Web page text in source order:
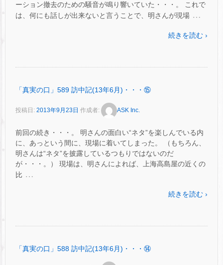
ーション撤去のための騒音が鳴り響いていた・・・。 これで
は、何にも話しが出来ないと言うことで、明さんが現場 …
続きを読む ›
「真実の口」589 訪中記(13年6月)・・・⑮
投稿日: 2013年9月23日 作成者: ASK Inc.
前回の続き・・・。 明さんの面白い“ネタ”を楽しんでいる内
に、あっという間に、現場に着いてしまった。 （もちろん、
明さんは“ネタ”を披露しているつもりではないのだ
が・・・。） 現場は、明さんによれば、上海高島屋の近くの
比 …
続きを読む ›
「真実の口」588 訪中記(13年6月)・・・⑭